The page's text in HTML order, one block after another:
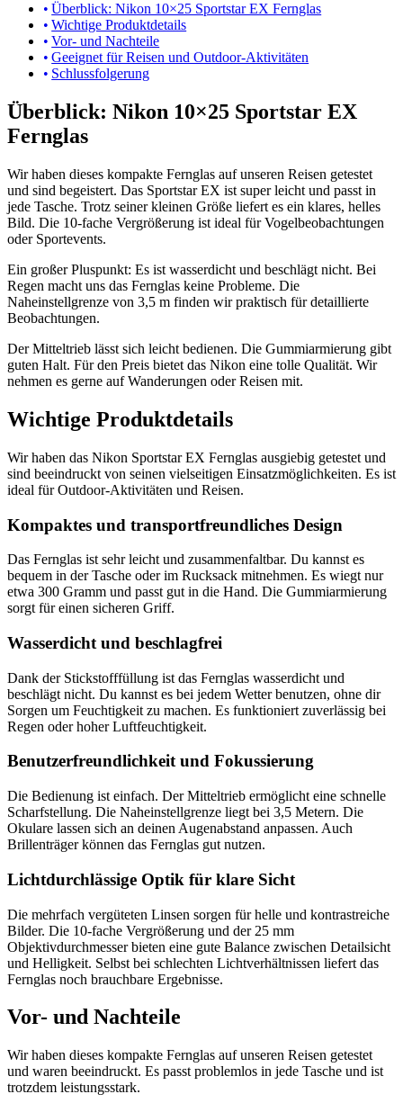
Überblick: Nikon 10×25 Sportstar EX Fernglas
Wichtige Produktdetails
Vor- und Nachteile
Geeignet für Reisen und Outdoor-Aktivitäten
Schlussfolgerung
Überblick: Nikon 10×25 Sportstar EX
Fernglas
Wir haben dieses kompakte Fernglas auf unseren Reisen getestet
und sind begeistert. Das Sportstar EX ist super leicht und passt in
jede Tasche. Trotz seiner kleinen Größe liefert es ein klares, helles
Bild. Die 10-fache Vergrößerung ist ideal für Vogelbeobachtungen
oder Sportevents.
Ein großer Pluspunkt: Es ist wasserdicht und beschlägt nicht. Bei
Regen macht uns das Fernglas keine Probleme. Die
Naheinstellgrenze von 3,5 m finden wir praktisch für detaillierte
Beobachtungen.
Der Mitteltrieb lässt sich leicht bedienen. Die Gummiarmierung gibt
guten Halt. Für den Preis bietet das Nikon eine tolle Qualität. Wir
nehmen es gerne auf Wanderungen oder Reisen mit.
Wichtige Produktdetails
Wir haben das Nikon Sportstar EX Fernglas ausgiebig getestet und
sind beeindruckt von seinen vielseitigen Einsatzmöglichkeiten. Es ist
ideal für Outdoor-Aktivitäten und Reisen.
Kompaktes und transportfreundliches Design
Das Fernglas ist sehr leicht und zusammenfaltbar. Du kannst es
bequem in der Tasche oder im Rucksack mitnehmen. Es wiegt nur
etwa 300 Gramm und passt gut in die Hand. Die Gummiarmierung
sorgt für einen sicheren Griff.
Wasserdicht und beschlagfrei
Dank der Stickstofffüllung ist das Fernglas wasserdicht und
beschlägt nicht. Du kannst es bei jedem Wetter benutzen, ohne dir
Sorgen um Feuchtigkeit zu machen. Es funktioniert zuverlässig bei
Regen oder hoher Luftfeuchtigkeit.
Benutzerfreundlichkeit und Fokussierung
Die Bedienung ist einfach. Der Mitteltrieb ermöglicht eine schnelle
Scharfstellung. Die Naheinstellgrenze liegt bei 3,5 Metern. Die
Okulare lassen sich an deinen Augenabstand anpassen. Auch
Brillenträger können das Fernglas gut nutzen.
Lichtdurchlässige Optik für klare Sicht
Die mehrfach vergüteten Linsen sorgen für helle und kontrastreiche
Bilder. Die 10-fache Vergrößerung und der 25 mm
Objektivdurchmesser bieten eine gute Balance zwischen Detailsicht
und Helligkeit. Selbst bei schlechten Lichtverhältnissen liefert das
Fernglas noch brauchbare Ergebnisse.
Vor- und Nachteile
Wir haben dieses kompakte Fernglas auf unseren Reisen getestet
und waren beeindruckt. Es passt problemlos in jede Tasche und ist
trotzdem leistungsstark.